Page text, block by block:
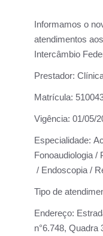
Informamos o
atendimentos
Intercâmbio
Prestador:
Matrícula:
Vigência: 01/05/
Especialidade:
Fonoaudiologia /
/ Endoscopia /
Tipo de
Endereço:
n°6.748, Quadra